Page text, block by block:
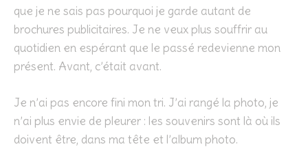
que je ne sais pas pourquoi je garde autant de
brochures publicitaires. Je ne veux plus souffrir au
quotidien en espérant que le passé redevienne mon
présent. Avant, c’était avant.
Je n’ai pas encore fini mon tri. J’ai rangé la photo, je
n’ai plus envie de pleurer : les souvenirs sont là où ils
doivent être, dans ma tête et l’album photo.